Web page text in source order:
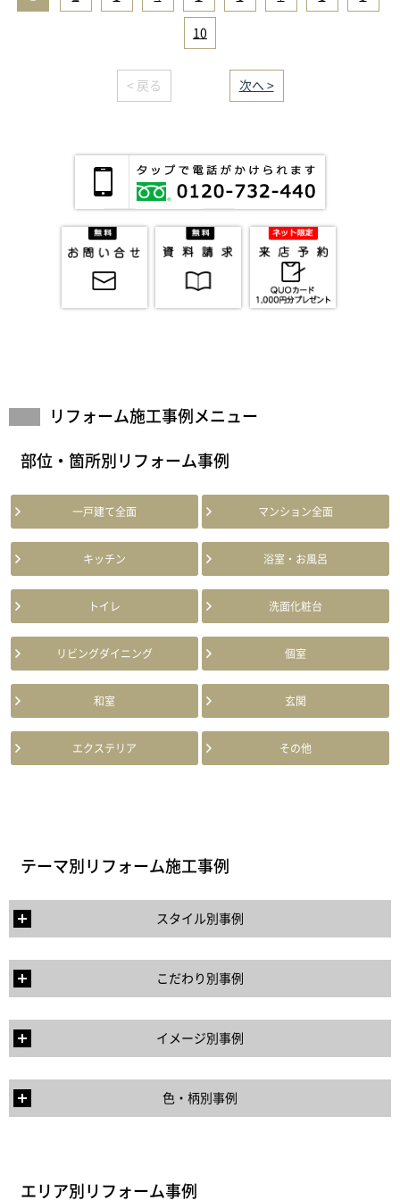
10
< 戻る 次へ >
リフォーム施工事例メニュー
部位・箇所別リフォーム事例
一戸建て全面 マンション全面
キッチン 浴室・お風呂
トイレ 洗面化粧台
リビングダイニング 個室
和室 玄関
エクステリア その他
テーマ別リフォーム施工事例
スタイル別事例
こだわり別事例
イメージ別事例
色・柄別事例
エリア別リフォーム事例